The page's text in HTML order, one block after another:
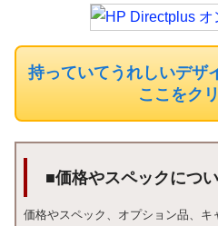
持っていてうれしいデザ
ここをク
■価格やスペックにつ
価格やスペック、オプション品、